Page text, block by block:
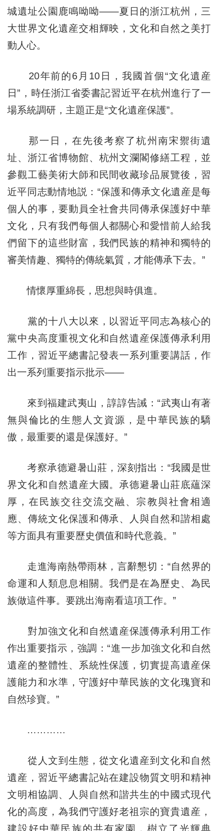
城遺址公園鹿鳴呦呦——夏日的浙江杭州，三
大世界文化遺産交相輝映，文化和自然之美打
動人心。
20年前的6月10日，我國首個“文化遺産
日”，時任浙江省委書記習近平在杭州進行了一
場系統調研，主題正是“文化遺産保護”。
那一日，在先後考察了杭州南宋禦街遺
址、浙江省博物館、杭州文瀾閣修繕工程，並
參觀工藝美術大師和民間收藏珍品展覽後，習
近平同志動情地説：“保護和傳承文化遺産是每
個人的事，要動員全社會共同傳承保護好中華
文化，只有我們每個人都關心和愛惜前人給我
們留下的這些財富，我們民族的精神和獨特的
審美情趣、獨特的傳統氣質，才能傳承下去。”
情懷厚重綿長，思想與時俱進。
黨的十八大以來，以習近平同志為核心的
黨中央高度重視文化和自然遺産保護傳承利用
工作，習近平總書記發表一系列重要講話，作
出一系列重要指示批示——
來到福建武夷山，諄諄告誡：“武夷山有著
無與倫比的生態人文資源，是中華民族的驕
傲，最重要的還是保護好。”
考察承德避暑山莊，深刻指出：“我國是世
界文化和自然遺産大國。承德避暑山莊底蘊深
厚，在民族交往交流交融、宗教與社會相適
應、傳統文化保護和傳承、人與自然和諧相處
等方面具有重要歷史價值和時代意義。”
走進海南熱帶雨林，言辭懇切：“自然界的
命運和人類息息相關。我們是在為歷史、為民
族做這件事。要跳出海南看這項工作。”
對加強文化和自然遺産保護傳承利用工作
作出重要指示，強調：“進一步加強文化和自然
遺産的整體性、系統性保護，切實提高遺産保
護能力和水準，守護好中華民族的文化瑰寶和
自然珍寶。”
…………
從人文到生態，從文化遺産到文化和自然
遺産，習近平總書記站在建設物質文明和精神
文明相協調、人與自然和諧共生的中國式現代
化的高度，為我們守護好老祖宗的寶貴遺産，
建設好中華民族的共有家園，樹立了光輝典